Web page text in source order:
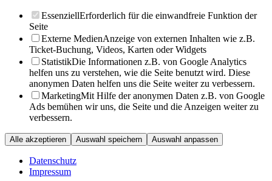
EssenziellErforderlich für die einwandfreie Funktion der
Seite
Externe MedienAnzeige von externen Inhalten wie z.B.
Ticket-Buchung, Videos, Karten oder Widgets
StatistikDie Informationen z.B. von Google Analytics
helfen uns zu verstehen, wie die Seite benutzt wird. Diese
anonymen Daten helfen uns die Seite weiter zu verbessern.
MarketingMit Hilfe der anonymen Daten z.B. von Google
Ads bemühen wir uns, die Seite und die Anzeigen weiter zu
verbessern.
Alle akzeptieren Auswahl speichern Auswahl anpassen
Datenschutz
Impressum